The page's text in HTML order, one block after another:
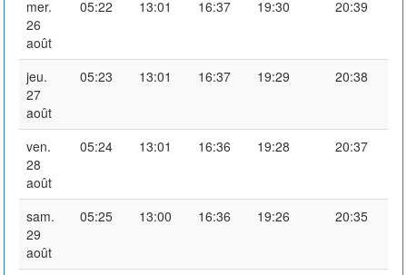
mer.
26
août
05:22 13:01 16:37 19:30 20:39
jeu.
27
août
05:23 13:01 16:37 19:29 20:38
ven.
28
août
05:24 13:01 16:36 19:28 20:37
sam.
29
août
05:25 13:00 16:36 19:26 20:35